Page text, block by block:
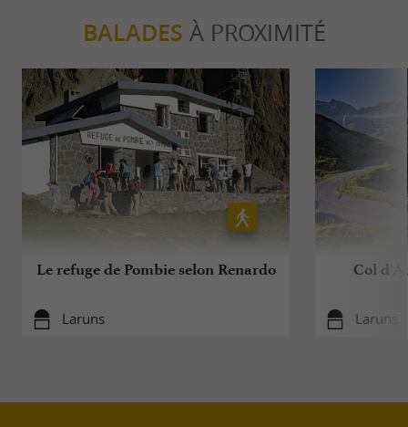
BALADES À PROXIMITÉ
Le refuge de Pombie selon Renardo
Laruns
Col
Laruns